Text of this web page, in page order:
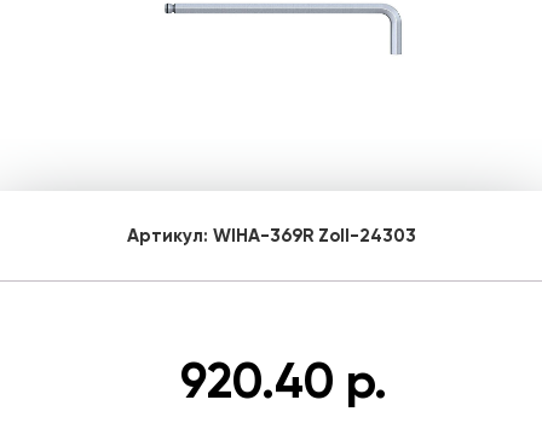
Артикул: WIHA-369R Zoll-24303
920.40 р.